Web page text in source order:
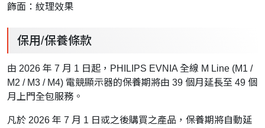
飾面：紋理效果
保用/保養條款
由 2026 年 7 月 1 日起，PHILIPS EVNIA 全線 M Line (M1 /
M2 / M3 / M4) 電競顯示器的保養期將由 39 個月延長至 49 個
月上門全包服務。
凡於 2026 年 7 月 1 日或之後購買之產品，保養期將自動延